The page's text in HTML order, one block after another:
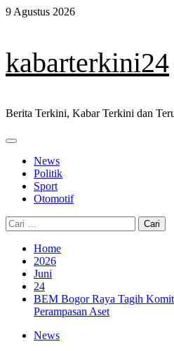
Skip
9 Agustus 2026
kabarterkini24
Berita Terkini, Kabar Terkini dan
Primary
News
Politik
Sport
Otomotif
Cari
untuk:
Home
2026
Juni
24
BEM Bogor Raya Tagih
Perampasan Aset
News